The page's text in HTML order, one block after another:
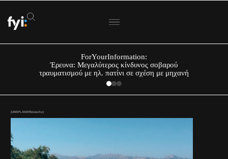
ForYourInformation:
Έρευνα: Μεγαλύτερος κίνδυνος σοβαρού
τραυματισμού με ηλ. πατίνι σε σχέση με μηχανή
(UNSPLASH/Reiseuhu)